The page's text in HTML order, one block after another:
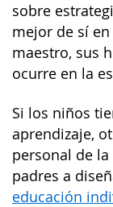
sobre
mejor de sí en
maestro, sus
ocurre en la
Si los niños
aprendizaje,
personal de
padres a
educación